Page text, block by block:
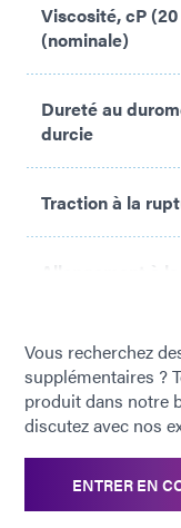
Viscosité, cP
(nominale)
Dureté au
durcie
Traction à la
Allongement à la
Module
MPa [psi] :
Absorption d'eau
bouillante, % (2
Vous recherchez
supplémentaires ?
produit dans notre
discutez avec nos
ENTRER EN